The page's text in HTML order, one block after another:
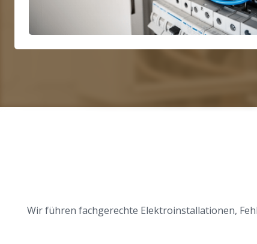
Wir führen fachgerechte Elektroinstallationen,